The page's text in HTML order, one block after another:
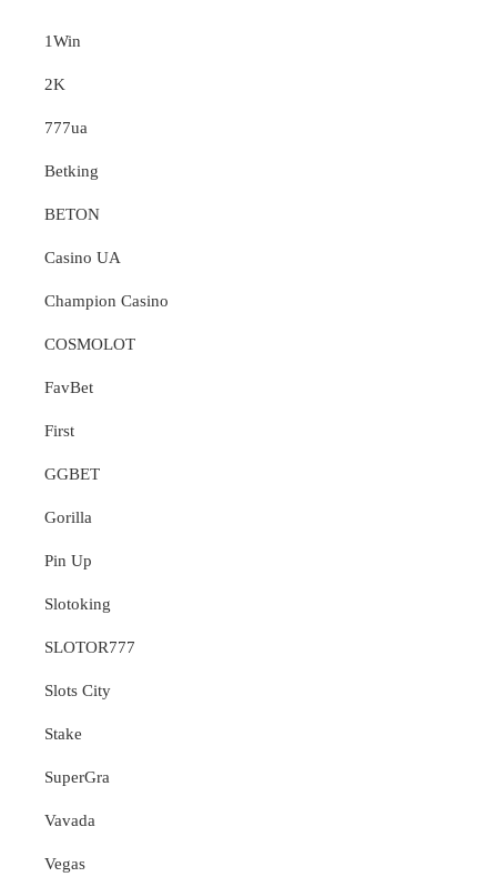
1Win
2K
777ua
Betking
BETON
Casino UA
Champion Casino
COSMOLOT
FavBet
First
GGBET
Gorilla
Pin Up
Slotoking
SLOTOR777
Slots City
Stake
SuperGra
Vavada
Vegas